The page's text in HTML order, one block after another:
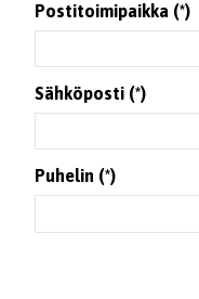
Postitoimipaikka (*)
Sähköposti (*)
Puhelin (*)